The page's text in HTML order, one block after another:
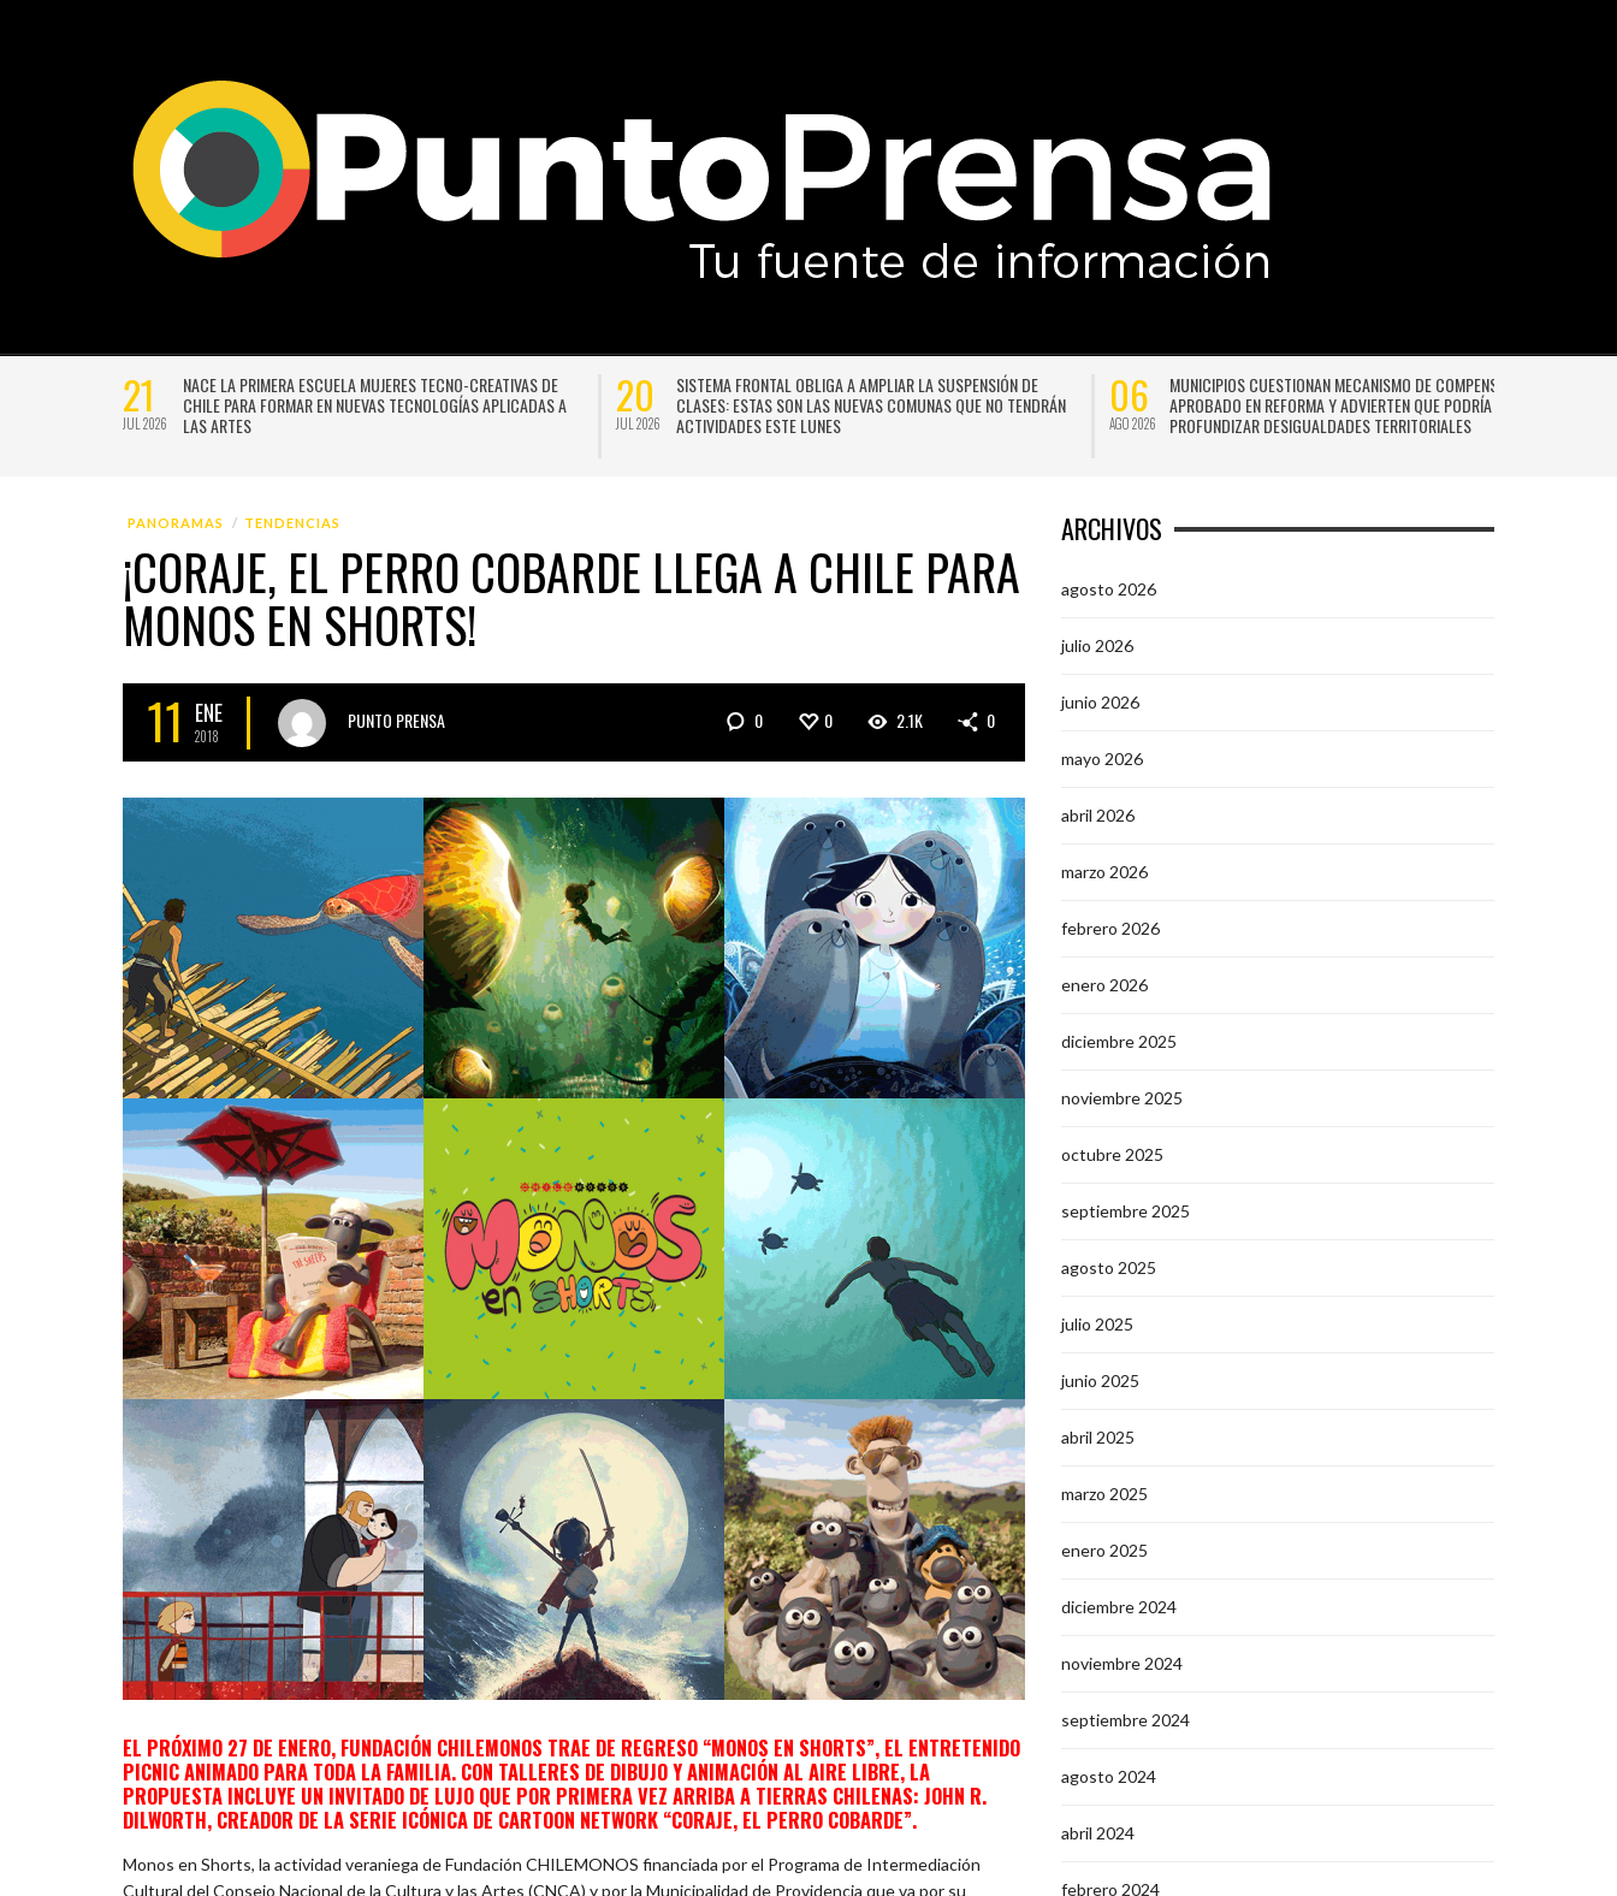
21
JUL 2026
NACE LA PRIMERA ESCUELA MUJERES TECNO-CREATIVAS DE
CHILE PARA FORMAR EN NUEVAS TECNOLOGÍAS APLICADAS A
LAS ARTES
20
JUL 2026
SISTEMA FRONTAL OBLIGA A AMPLIAR LA SUSPENSIÓN DE
CLASES: ESTAS SON LAS NUEVAS COMUNAS QUE NO TENDRÁN
ACTIVIDADES ESTE LUNES
06
AGO 2026
MUNICIPIOS CUESTIONAN MECANISMO DE COMPENSACIÓN
APROBADO EN REFORMA Y ADVIERTEN QUE PODRÍA
PROFUNDIZAR DESIGUALDADES TERRITORIALES
PANORAMAS TENDENCIAS
¡CORAJE, EL PERRO COBARDE LLEGA A CHILE PARA
MONOS EN SHORTS!
11 ENE
2018
PUNTO PRENSA 0 0 2.1K 0
EL PRÓXIMO 27 DE ENERO, FUNDACIÓN CHILEMONOS TRAE DE REGRESO “MONOS EN SHORTS”, EL ENTRETENIDO
PICNIC ANIMADO PARA TODA LA FAMILIA. CON TALLERES DE DIBUJO Y ANIMACIÓN AL AIRE LIBRE, LA
PROPUESTA INCLUYE UN INVITADO DE LUJO QUE POR PRIMERA VEZ ARRIBA A TIERRAS CHILENAS: JOHN R.
DILWORTH, CREADOR DE LA SERIE ICÓNICA DE CARTOON NETWORK “CORAJE, EL PERRO COBARDE”.
Monos en Shorts, la actividad veraniega de Fundación CHILEMONOS financiada por el Programa de Intermediación
Cultural del Consejo Nacional de la Cultura y las Artes (CNCA) y por la Municipalidad de Providencia que va por su
ARCHIVOS
agosto 2026
julio 2026
junio 2026
mayo 2026
abril 2026
marzo 2026
febrero 2026
enero 2026
diciembre 2025
noviembre 2025
octubre 2025
septiembre 2025
agosto 2025
julio 2025
junio 2025
abril 2025
marzo 2025
enero 2025
diciembre 2024
noviembre 2024
septiembre 2024
agosto 2024
abril 2024
febrero 2024